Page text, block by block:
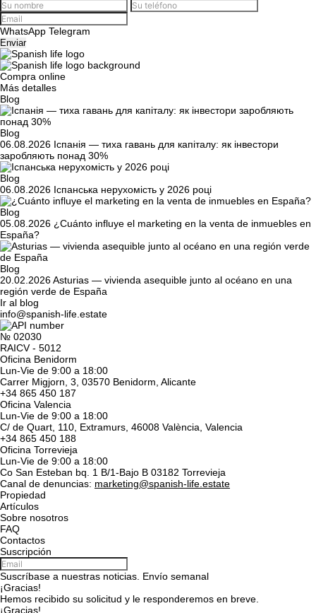
WhatsApp Telegram
Enviar
Compra online
Más detalles
Blog
Blog
06.08.2026 Іспанія — тиха гавань для капіталу: як інвестори
заробляють понад 30%
Blog
06.08.2026 Іспанська нерухомість у 2026 році
Blog
05.08.2026 ¿Cuánto influye el marketing en la venta de inmuebles en
España?
Blog
20.02.2026Asturias — vivienda asequible junto al océano en una
región verde de España
Ir al blog
info@spanish-life.estate
№ 02030
RAICV - 5012
Oficina Benidorm
Lun-Vie de 9:00 a 18:00
Carrer Migjorn, 3, 03570 Benidorm, Alicante
+34 865 450 187
Oficina Valencia
Lun-Vie de 9:00 a 18:00
C/ de Quart, 110, Extramurs, 46008 València, Valencia
+34 865 450 188
Oficina Torrevieja
Lun-Vie de 9:00 a 18:00
Co San Esteban bq. 1 B/1-Bajo B 03182 Torrevieja
Canal de denuncias: marketing@spanish-life.estate
Propiedad
Artículos
Sobre nosotros
FAQ
Contactos
Suscripción
Suscríbase a nuestras noticias. Envío semanal
¡Gracias!
Hemos recibido su solicitud y le responderemos en breve.
¡Gracias!